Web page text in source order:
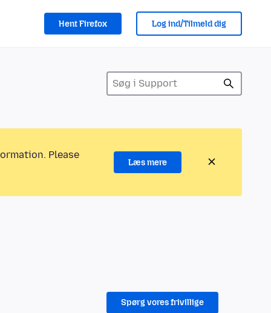
Hent Firefox Log ind/Tilmeld dig
Please
Læs mere
Spørg vores frivillige